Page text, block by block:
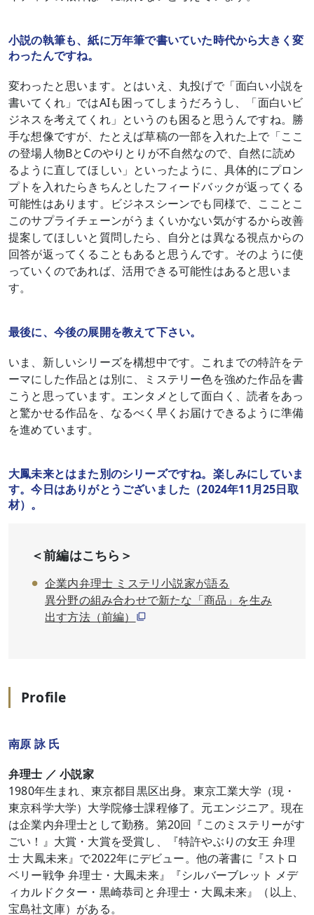
小説の執筆も、紙に万年筆で書いていた時代から大きく変
わったんですね。
変わったと思います。とはいえ、丸投げで「面白い小説を
書いてくれ」ではAIも困ってしまうだろうし、「面白いビ
ジネスを考えてくれ」というのも困ると思うんですね。勝
手な想像ですが、たとえば草稿の一部を入れた上で「ここ
の登場人物BとCのやりとりが不自然なので、自然に読め
るように直してほしい」といったように、具体的にプロン
プトを入れたらきちんとしたフィードバックが返ってくる
可能性はあります。ビジネスシーンでも同様で、こことこ
このサプライチェーンがうまくいかない気がするから改善
提案してほしいと質問したら、自分とは異なる視点からの
回答が返ってくることもあると思うんです。そのように使
っていくのであれば、活用できる可能性はあると思いま
す。
最後に、今後の展開を教えて下さい。
いま、新しいシリーズを構想中です。これまでの特許をテ
ーマにした作品とは別に、ミステリー色を強めた作品を書
こうと思っています。エンタメとして面白く、読者をあっ
と驚かせる作品を、なるべく早くお届けできるように準備
を進めています。
大鳳未来とはまた別のシリーズですね。楽しみにしていま
す。今日はありがとうございました（2024年11月25日取
材）。
＜前編はこちら＞
企業内弁理士 ミステリ小説家が語る
異分野の組み合わせで新たな「商品」を生み
出す方法（前編）
Profile
南原 詠 氏
弁理士 ／ 小説家
1980年生まれ、東京都目黒区出身。東京工業大学（現・
東京科学大学）大学院修士課程修了。元エンジニア。現在
は企業内弁理士として勤務。第20回『このミステリーがす
ごい！』大賞・大賞を受賞し、『特許やぶりの女王 弁理
士 大鳳未来』で2022年にデビュー。他の著書に『ストロ
ベリー戦争 弁理士・大鳳未来』『シルバーブレット メデ
ィカルドクター・黒崎恭司と弁理士・大鳳未来』（以上、
宝島社文庫）がある。